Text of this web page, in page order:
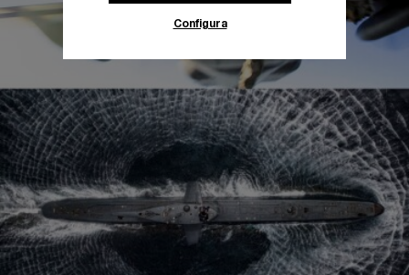
Configura